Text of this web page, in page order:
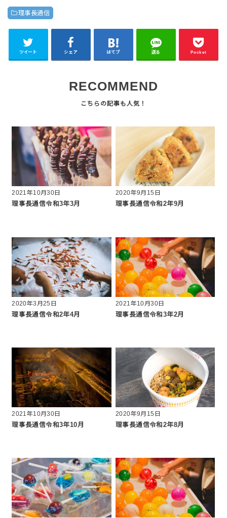
理事長通信
ツイート シェア はてブ 送る Pocket
RECOMMEND
2021年10月30日
理事長通信令和3年3月
2020年9月15日
理事長通信令和2年9月
2020年3月25日
理事長通信令和2年4月
2021年10月30日
理事長通信令和3年2月
2021年10月30日
理事長通信令和3年10月
2020年9月15日
理事長通信令和2年8月